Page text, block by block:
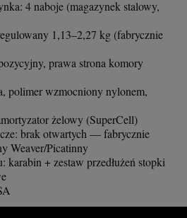
4 naboje (magazynek stalowy,
1,13–2,27 kg (fabrycznie
prawa strona komory
polimer wzmocniony nylonem,
żelowy (SuperCell)
brak otwartych — fabrycznie
Weaver/Picatinny
karabin + zestaw przedłużeń stopki